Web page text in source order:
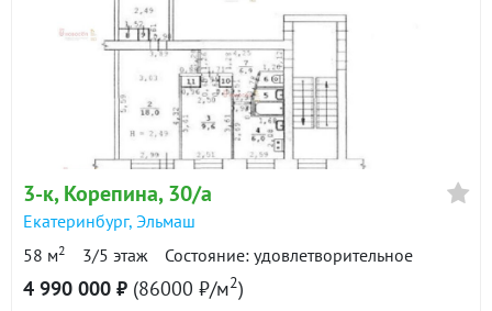
3-к, Корепина, 30/а
Екатеринбург, Эльмаш
58 м2 3/5 этаж Состояние: удовлетворительное
4 990 000 ₽ (86000 ₽/м2)